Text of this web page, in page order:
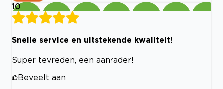
10
Snelle service en uitstekende kwaliteit!
Super tevreden, een aanrader!
Beveelt aan